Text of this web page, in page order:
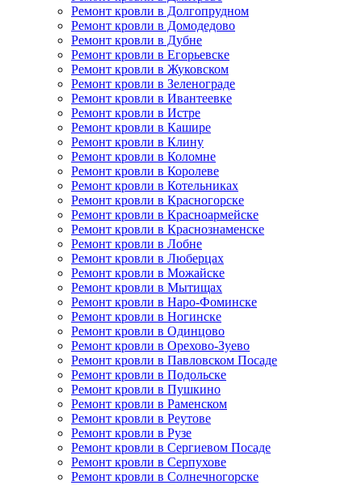
Ремонт кровли в Долгопрудном
Ремонт кровли в Домодедово
Ремонт кровли в Дубне
Ремонт кровли в Егорьевске
Ремонт кровли в Жуковском
Ремонт кровли в Зеленограде
Ремонт кровли в Ивантеевке
Ремонт кровли в Истре
Ремонт кровли в Кашире
Ремонт кровли в Клину
Ремонт кровли в Коломне
Ремонт кровли в Королеве
Ремонт кровли в Котельниках
Ремонт кровли в Красногорске
Ремонт кровли в Красноармейске
Ремонт кровли в Краснознаменске
Ремонт кровли в Лобне
Ремонт кровли в Люберцах
Ремонт кровли в Можайске
Ремонт кровли в Мытищах
Ремонт кровли в Наро-Фоминске
Ремонт кровли в Ногинске
Ремонт кровли в Одинцово
Ремонт кровли в Орехово-Зуево
Ремонт кровли в Павловском Посаде
Ремонт кровли в Подольске
Ремонт кровли в Пушкино
Ремонт кровли в Раменском
Ремонт кровли в Реутове
Ремонт кровли в Рузе
Ремонт кровли в Сергиевом Посаде
Ремонт кровли в Серпухове
Ремонт кровли в Солнечногорске